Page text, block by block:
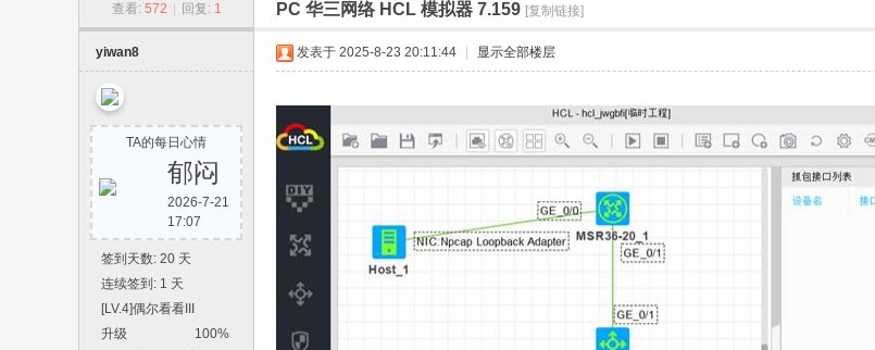
网
-
w
an
8.
co
查看: 572 回复: 1 PC 华三网络 HCL 模拟器 7.159 [复制链接]
yiwan8
TA的每日心情
郁闷
2026-7-21
17:07
签到天数: 20 天
连续签到: 1 天
[LV.4]偶尔看看III
升级
100%
发表于 2025-8-23 20:11:44 显示全部楼层